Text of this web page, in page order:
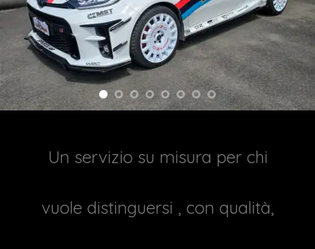
Un servizio su misura per chi
vuole distinguersi , con qualità,